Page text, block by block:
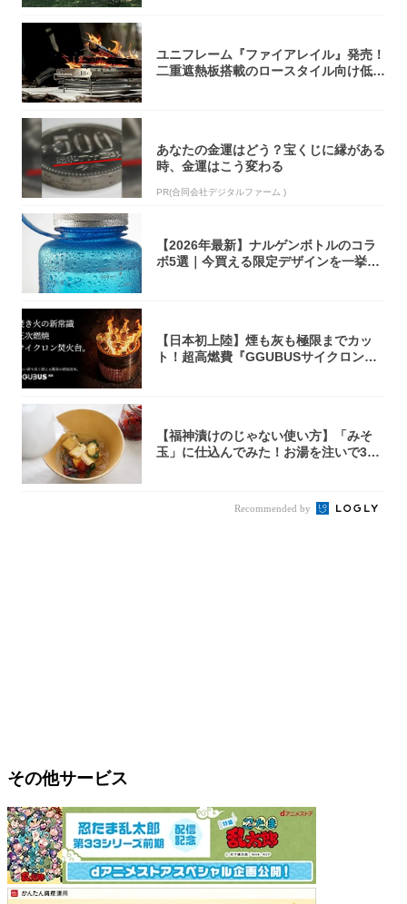
ユニフレーム『ファイアレイル』発売！
二重遮熱板搭載のロースタイル向け低型
あなたの金運はどう？宝くじに縁がある
時、金運はこう変わる
PR(合同会社デジタルファーム )
【2026年最新】ナルゲンボトルのコラ
ボ5選｜今買える限定デザインを一挙紹
【日本初上陸】煙も灰も極限までカッ
ト！超高燃費『GGUBUSサイクロン焚
【福神漬けのじゃない使い方】「みそ
玉」に仕込んでみた！お湯を注いで30
Recommended by
その他サービス